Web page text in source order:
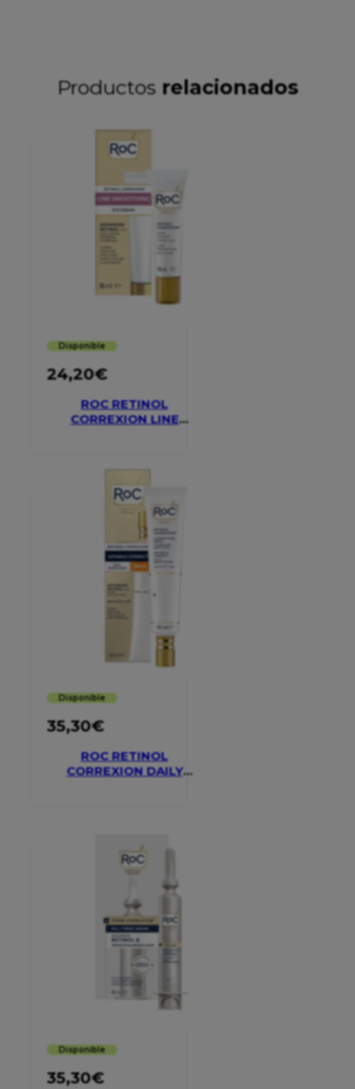
Productos relacionados
Disponible
24,20€
ROC RETINOL
CORREXION LINE
Disponible
35,30€
ROC RETINOL
CORREXION DAILY
Disponible
35,30€